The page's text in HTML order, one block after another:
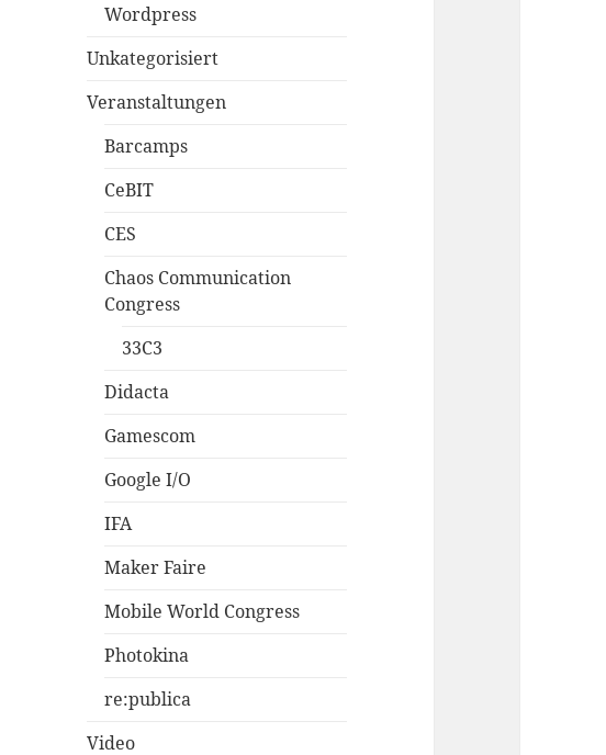
Wordpress
Unkategorisiert
Veranstaltungen
Barcamps
CeBIT
CES
Chaos Communication
Congress
33C3
Didacta
Gamescom
Google I/O
IFA
Maker Faire
Mobile World Congress
Photokina
re:publica
Video